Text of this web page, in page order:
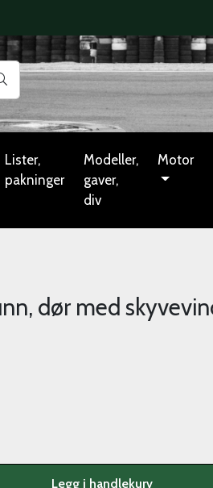
Lister,
pakninger
Modeller,
gaver,
div
Motor
dør med
Legg i handlekurv